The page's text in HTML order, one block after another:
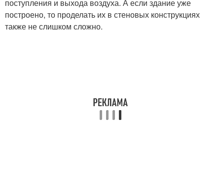
поступления и выхода воздуха. А если здание уже
построено, то проделать их в стеновых конструкциях
также не слишком сложно.